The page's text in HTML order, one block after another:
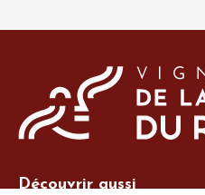
Découvrir aussi